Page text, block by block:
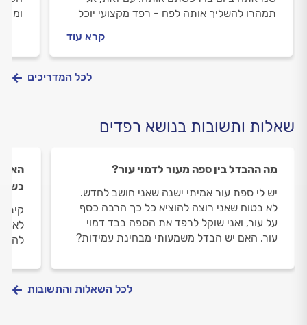
תמהרו להשליך אותה לפח - רפד מקצועי יוכל
במדריך הבא נסביר איך מרפדים ספות מבד,
דמוי עור ועור, מתי אפשר להסתפק בתיקון
מקומי של הספה ואיך מתנהלים מול הרפד?
קרא עוד
לכל המדריכים
שאלות ותשובות בנושא רפדים
מה ההבדל בין ספה מעור לדמוי עור?
יש לי ספת עור אמיתי ישנה שאני חושב לחדש.
לא בטוח שאני רוצה להוציא כל כך הרבה כסף
על עור, ואני שוקל לרפד את הספה בבד דמוי
עור. האם יש הבדל משמעותי מבחינת עמידות?
האם
לא
לכל השאלות והתשובות